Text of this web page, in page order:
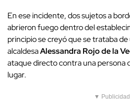
En ese incidente, dos sujetos a
abrieron fuego dentro del
principio se creyó que se trataba
alcaldesaAlessandra Rojo de la
ataque directo contra una persona
lugar.
▼ Publicidad